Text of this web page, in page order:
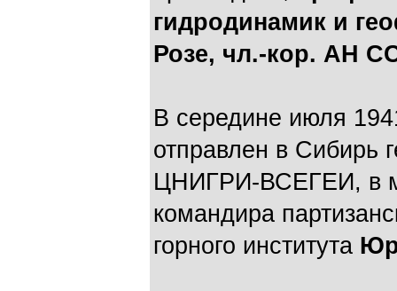
гидродинамик и
Розе, чл.-кор. АН
В середине июля
отправлен в Сибирь
ЦНИГРИ-ВСЕГЕИ, в
командира
горного института